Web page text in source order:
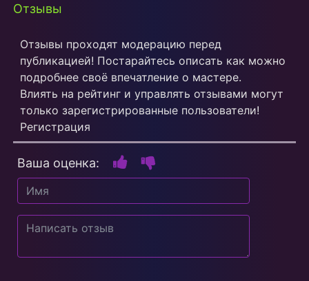
Отзывы
Отзывы проходят модерацию перед
публикацией! Постарайтесь описать как можно
подробнее своё впечатление о мастере.
Влиять на рейтинг и управлять отзывами могут
только зарегистрированные пользователи!
Регистрация
Ваша оценка: